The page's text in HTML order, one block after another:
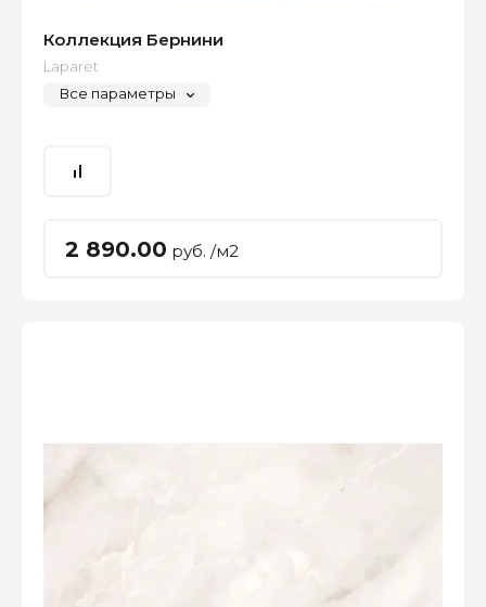
Коллекция Бернини
Laparet
Все параметры
2 890.00 руб. /м2